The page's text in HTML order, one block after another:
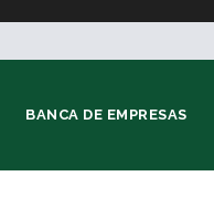
BANCA DE EMPRESAS